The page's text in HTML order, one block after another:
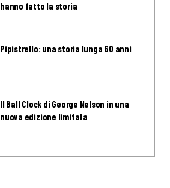
hanno fatto la storia
Pipistrello: una storia lunga 60 anni
Il Ball Clock di George Nelson in una
nuova edizione limitata